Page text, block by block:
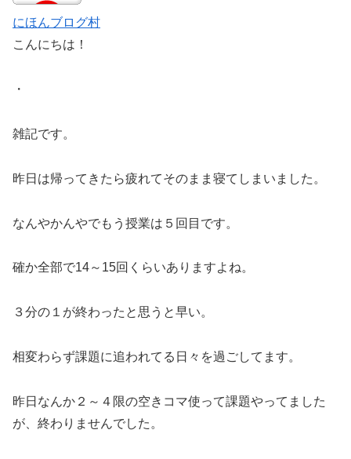
にほんブログ村
こんにちは！
・
雑記です。
昨日は帰ってきたら疲れてそのまま寝てしまいました。
なんやかんやでもう授業は５回目です。
確か全部で14～15回くらいありますよね。
３分の１が終わったと思うと早い。
相変わらず課題に追われてる日々を過ごしてます。
昨日なんか２～４限の空きコマ使って課題やってました
が、終わりませんでした。